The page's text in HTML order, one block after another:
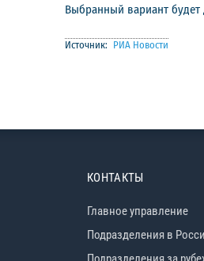
Выбранный вариант будет
Источник: РИА Новости
КОНТАКТЫ
Главное управление
Подразделения в